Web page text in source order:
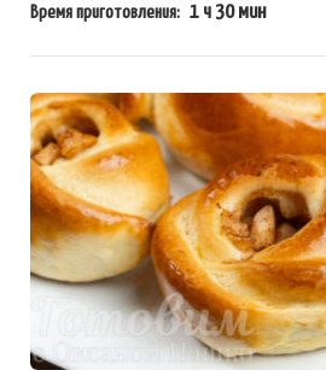
Время приготовления: 1 ч 30 мин